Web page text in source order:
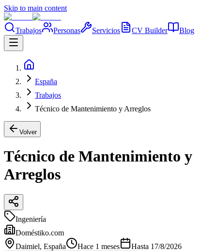
Skip to main content
Trabajos Personas Servicios CV Builder Blog
España
Trabajos
Técnico de Mantenimiento y Arreglos
Volver
Técnico de Mantenimiento y
Arreglos
Ingeniería
Doméstiko.com
Daimiel, España Hace 1 meses Hasta 17/8/2026